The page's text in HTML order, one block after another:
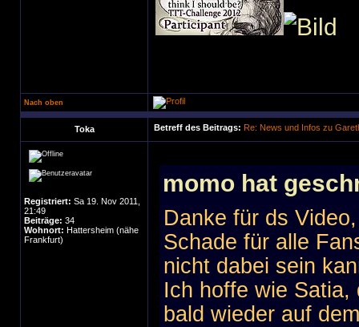
Nach oben
Toka Betreff des Beitrags: Re: News und Infos zu
Registriert: Sa 19. Nov 2011,
21:49
Beiträge: 34
Wohnort: Hattersheim (nähe
Frankfurt)
momo hat
Danke für ds
Schade für alle
nicht dabei sein
Ich hoffe wie
bald wieder auf